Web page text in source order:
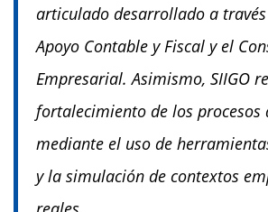
articulado desarrollado a
Apoyo Contable y Fiscal y el
Empresarial. Asimismo, SIIGO
fortalecimiento de los
mediante el uso de
y la simulación de contextos
reales.